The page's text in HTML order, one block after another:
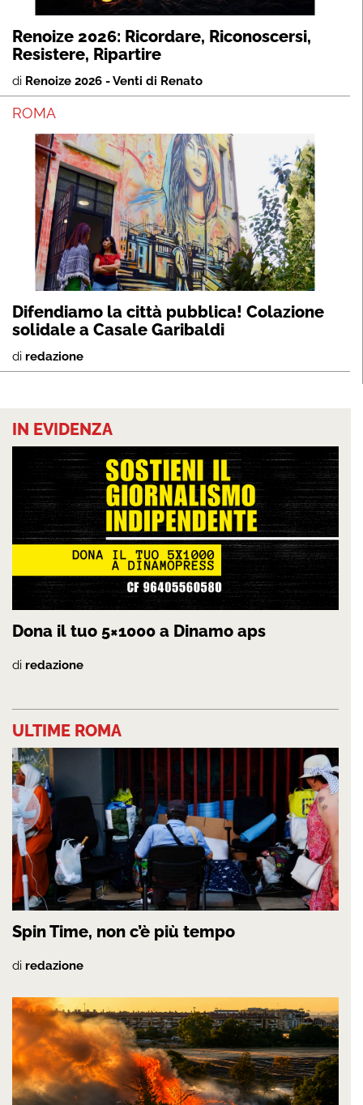
Renoize 2026: Ricordare, Riconoscersi,
Resistere, Ripartire
di Renoize 2026 - Venti di Renato
ROMA
Difendiamo la città pubblica! Colazione
solidale a Casale Garibaldi
di redazione
IN EVIDENZA
Dona il tuo 5×1000 a Dinamo aps
di redazione
ULTIME ROMA
Spin Time, non c’è più tempo
di redazione